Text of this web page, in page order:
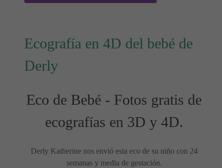
Ecografía en 4D del bebé de
Derly
Eco de Bebé - Fotos gratis de
ecografías en 3D y 4D.
Derly Katherine nos envió esta eco de su niño con 24
semanas y media de gestación.